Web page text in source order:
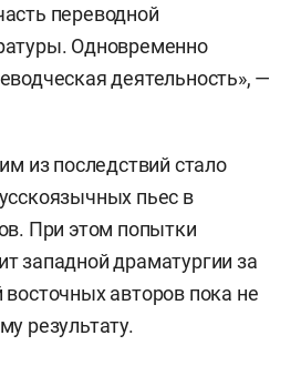
переводной
Одновременно
деятельность», —
из последствий стало
пьес в
При этом попытки
западной драматургии за
восточных авторов пока не
результату.